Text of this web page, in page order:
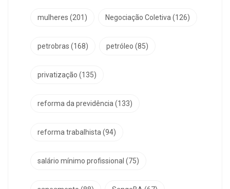
mulheres (201) Negociação Coletiva (126)
petrobras (168) petróleo (85)
privatização (135)
reforma da previdência (133)
reforma trabalhista (94)
salário mínimo profissional (75)